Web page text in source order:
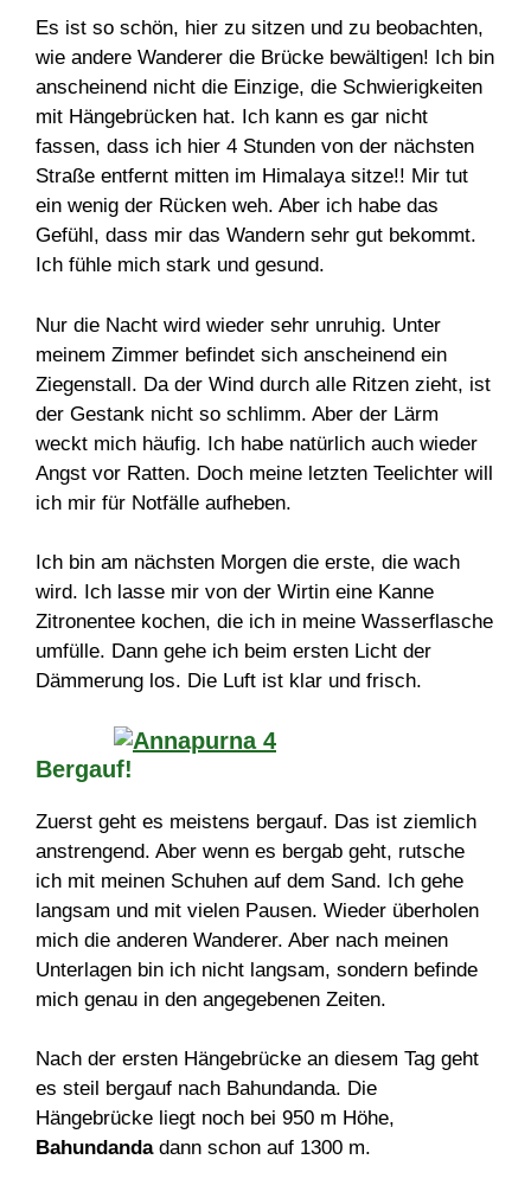
Es ist so schön, hier zu sitzen und zu beobachten,
wie andere Wanderer die Brücke bewältigen! Ich bin
anscheinend nicht die Einzige, die Schwierigkeiten
mit Hängebrücken hat. Ich kann es gar nicht
fassen, dass ich hier 4 Stunden von der nächsten
Straße entfernt mitten im Himalaya sitze!! Mir tut
ein wenig der Rücken weh. Aber ich habe das
Gefühl, dass mir das Wandern sehr gut bekommt.
Ich fühle mich stark und gesund.
Nur die Nacht wird wieder sehr unruhig. Unter
meinem Zimmer befindet sich anscheinend ein
Ziegenstall. Da der Wind durch alle Ritzen zieht, ist
der Gestank nicht so schlimm. Aber der Lärm
weckt mich häufig. Ich habe natürlich auch wieder
Angst vor Ratten. Doch meine letzten Teelichter will
ich mir für Notfälle aufheben.
Ich bin am nächsten Morgen die erste, die wach
wird. Ich lasse mir von der Wirtin eine Kanne
Zitronentee kochen, die ich in meine Wasserflasche
umfülle. Dann gehe ich beim ersten Licht der
Dämmerung los. Die Luft ist klar und frisch.
Bergauf!
Zuerst geht es meistens bergauf. Das ist ziemlich
anstrengend. Aber wenn es bergab geht, rutsche
ich mit meinen Schuhen auf dem Sand. Ich gehe
langsam und mit vielen Pausen. Wieder überholen
mich die anderen Wanderer. Aber nach meinen
Unterlagen bin ich nicht langsam, sondern befinde
mich genau in den angegebenen Zeiten.
Nach der ersten Hängebrücke an diesem Tag geht
es steil bergauf nach Bahundanda. Die
Hängebrücke liegt noch bei 950 m Höhe,
Bahundandadann schon auf 1300 m.